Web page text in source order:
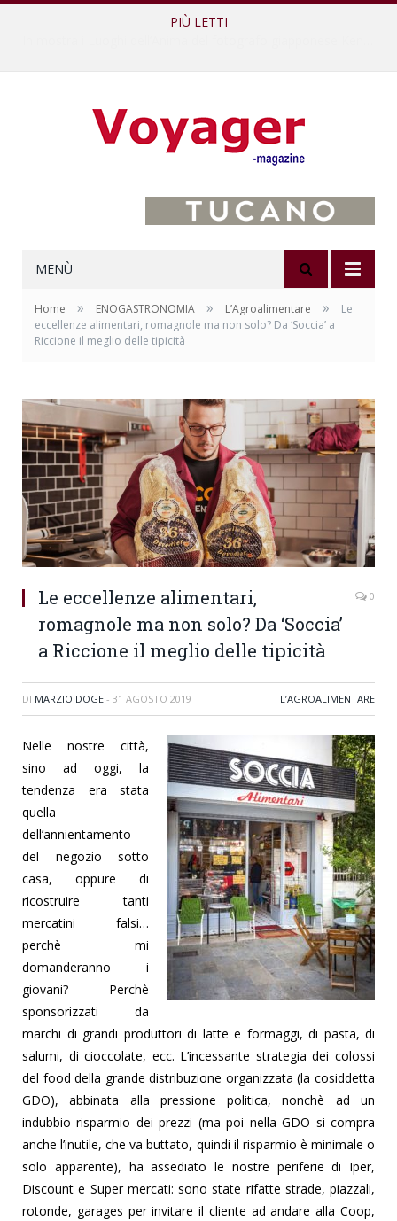
PIÙ LETTI
MENÙ
Home » ENOGASTRONOMIA » L’Agroalimentare »
Le
eccellenze alimentari, romagnole ma non solo? Da ‘Soccia’ a
Riccione il meglio delle tipicità
Le eccellenze alimentari,
romagnole ma non solo? Da ‘Soccia’
a Riccione il meglio delle tipicità
0
DI MARZIO DOGE - 31 AGOSTO 2019 L’AGROALIMENTARE
Nelle nostre città,
sino ad oggi, la
tendenza era stata
quella
dell’annientamento
del negozio sotto
casa, oppure di
ricostruire tanti
mercatini falsi…
perchè mi
domanderanno i
giovani? Perchè
sponsorizzati da
marchi di grandi produttori di latte e formaggi, di pasta, di
salumi, di cioccolate, ecc. L’incessante strategia dei colossi
del food della grande distribuzione organizzata (la cosiddetta
GDO), abbinata alla pressione politica, nonchè ad un
indubbio risparmio dei prezzi (ma poi nella GDO si compra
anche l’inutile, che va buttato, quindi il risparmio è minimale o
solo apparente), ha assediato le nostre periferie di Iper,
Discount e Super mercati: sono state rifatte strade, piazzali,
rotonde, garages per invitare il cliente ad andare alla Coop,